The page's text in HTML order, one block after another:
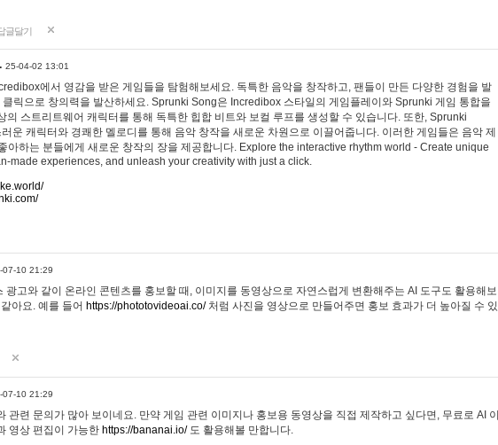
글달기
25-04-02 13:01
에서 영감을 받은 게임들을 탐험해보세요. 독특한 음악을 창작하고, 팬들이 만든 다양한 경험을 발
클릭으로 창의력을 발산하세요. Sprunki Song은 Incredibox 스타일의 게임플레이와 Sprunki 게임 통합을
의 스트리트웨어 캐릭터를 통해 독특한 힙합 비트와 보컬 루프를 생성할 수 있습니다. 또한, Sprunki
운 캐릭터와 경쾌한 멜로디를 통해 음악 창작을 새로운 차원으로 이끌어줍니다. 이러한 게임들은 음악 제
아하는 분들에게 새로운 창작의 장을 제공합니다. Explore the interactive rhythm world - Create unique
made experiences, and unleash your creativity with just a click.
07-10 21:29
광고와 같이 온라인 콘텐츠를 홍보할 때, 이미지를 동영상으로 자연스럽게 변환해주는 AI 도구도 활용해보
아요. 예를 들어 https://phototovideoai.co/처럼 사진을 영상으로 만들어주면 홍보 효과가 더 높아질 수 있
07-10 21:29
관련 문의가 많아 보이네요. 만약 게임 관련 이미지나 홍보용 동영상을 직접 제작하고 싶다면, 무료로 AI 이
영상 편집이 가능한 https://bananai.io/도 활용해볼 만합니다.